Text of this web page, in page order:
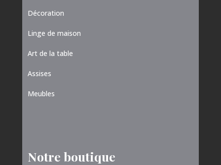
Décoration
Linge de maison
Art de la table
Assises
Meubles
Notre boutique